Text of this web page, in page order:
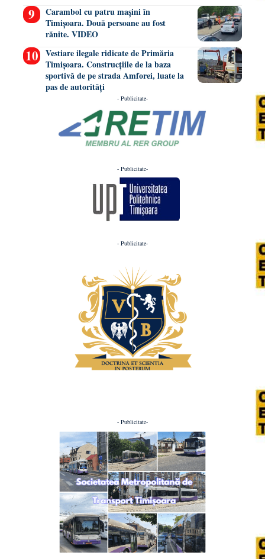
Carambol cu patru mașini în
Timișoara. Două persoane au fost
rănite. VIDEO
Vestiare ilegale ridicate de Primăria
Timișoara. Construcțiile de la baza
sportivă de pe strada Amforei, luate la
pas de autorități
- Publicitate-
- Publicitate-
- Publicitate-
- Publicitate-